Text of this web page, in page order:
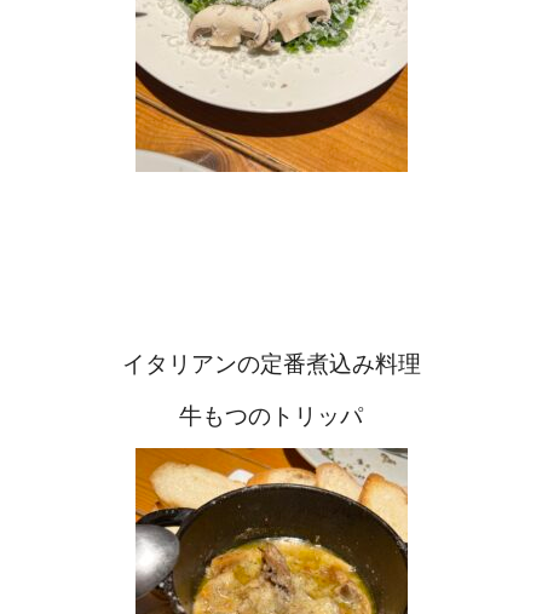
イタリアンの定番煮込み料理
牛もつのトリッパ